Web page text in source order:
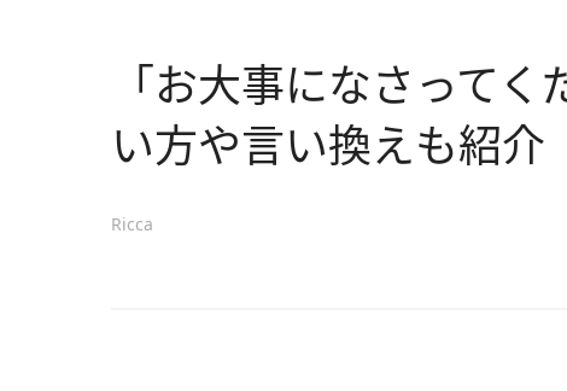
「お大事になさって
い方や言い換えも紹介
Ricca